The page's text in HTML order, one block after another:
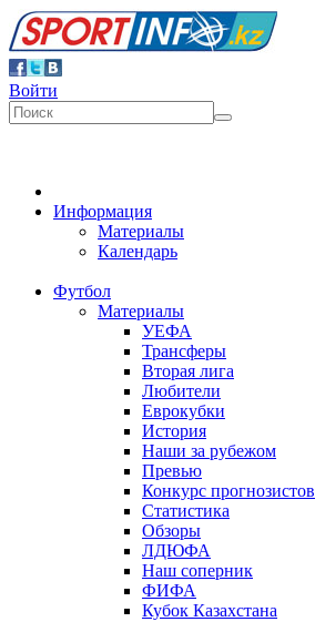
Войти
Информация
Материалы
Календарь
Футбол
Материалы
УЕФА
Трансферы
Вторая лига
Любители
Еврокубки
История
Наши за рубежом
Превью
Конкурс прогнозистов
Статистика
Обзоры
ЛДЮФА
Наш соперник
ФИФА
Кубок Казахстана